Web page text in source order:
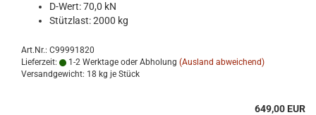
D-​Wert: 70,0 kN
Stütz­last: 2000 kg
Art.Nr.: C99991820
Lieferzeit:
1-2 Werktage oder Abholung (Ausland abweichend)
Versandgewicht: 18 kg je Stück
649,00 EUR